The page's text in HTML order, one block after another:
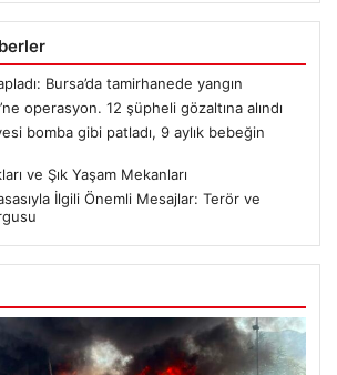
Bursa’da tamirhanede yangın
operasyon. 12 şüpheli gözaltına alındı
bomba gibi patladı, 9 aylık bebeğin
ve Şık Yaşam Mekanları
İlgili Önemli Mesajlar: Terör ve